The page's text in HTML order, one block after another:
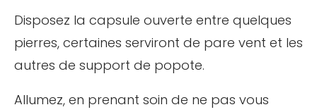
Disposez la capsule ouverte entre quelques
pierres, certaines serviront de pare vent et les
autres de support de popote.
Allumez, en prenant soin de ne pas vous